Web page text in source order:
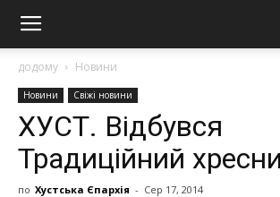
додому Новини
Новини Свіжі новини
ХУСТ. Відбувся
Традиційний
по Хустська Єпархія - Сер 17, 2014